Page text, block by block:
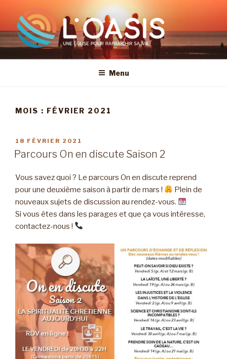
contenu
principal
Menu
MOIS : FÉVRIER 2021
PUBLIÉ
LE
18 FÉVRIER 2021
Parcours On en discute Saison 2
Vous savez quoi ? Le parcours On en discute reprend
pour une deuxième saison à partir de mars !
Plein de
nouveaux sujets de discussion au rendez-vous.
Si vous êtes dans les parages et que ça vous intéresse,
contactez-nous !